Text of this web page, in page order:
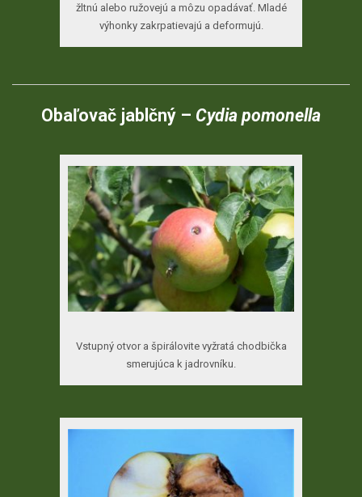
žltnú alebo ružovejú a môzu opadávať. Mladé
výhonky zakrpatievajú a deformujú.
Obaľovač jablčný – Cydia pomonella
Vstupný otvor a špirálovite vyžratá chodbička
smerujúca k jadrovníku.